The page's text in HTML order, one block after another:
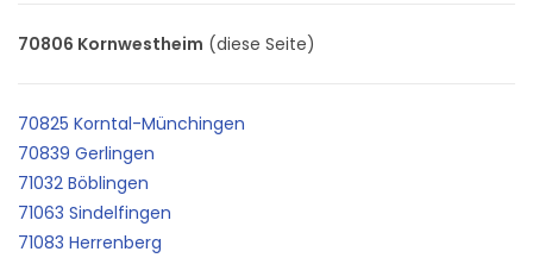
70806 Kornwestheim (diese Seite)
70825 Korntal-Münchingen
70839 Gerlingen
71032 Böblingen
71063 Sindelfingen
71083 Herrenberg